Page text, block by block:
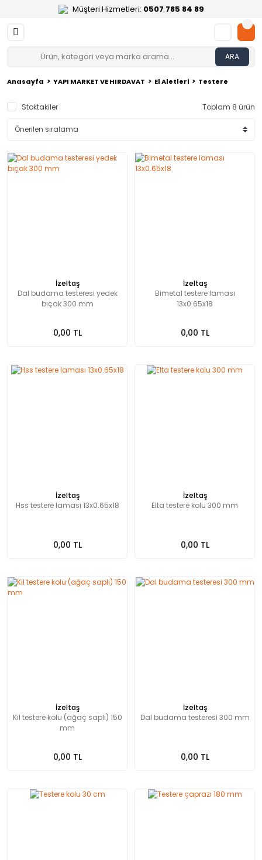
Müşteri Hizmetleri: 0507 785 84 89
ARA
Anasayfa YAPI MARKET VE HIRDAVAT El Aletleri Testere
Stoktakiler Toplam 8 ürün
İzeltaş
Dal budama testeresi yedek
bıçak 300 mm
0,00 TL
İzeltaş
Bimetal testere laması
13x0.65x18
0,00 TL
İzeltaş
Hss testere laması 13x0.65x18
0,00 TL
İzeltaş
Elta testere kolu 300 mm
0,00 TL
İzeltaş
Kıl testere kolu (ağaç saplı) 150
mm
0,00 TL
İzeltaş
Dal budama testeresi 300 mm
0,00 TL